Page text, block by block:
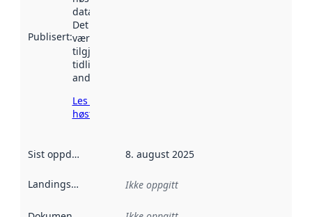
Publisert:
data.norge.no.
Det kan ha
vært
tilgjengelig
tidligere
andre steder.
Les mer om
høsting her
Sist oppdatert 8. august 2025
Landingsside Ikke oppgitt